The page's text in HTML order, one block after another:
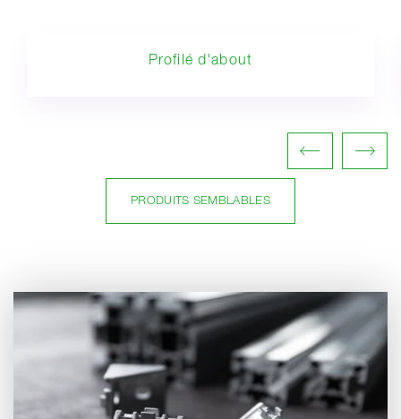
Profilé d'about
PRODUITS SEMBLABLES